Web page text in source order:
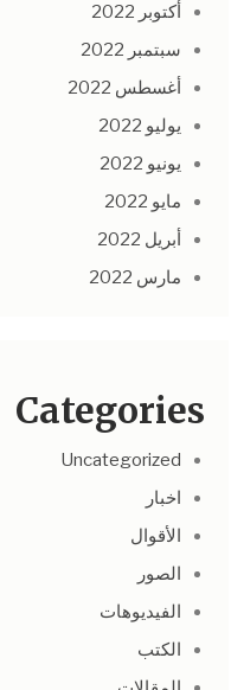
أكتوبر 2022
سبتمبر 2022
أغسطس 2022
يوليو 2022
يونيو 2022
مايو 2022
أبريل 2022
مارس 2022
Categories
Uncategorized
اخبار
الأقوال
الصور
الفيديوهات
الكتب